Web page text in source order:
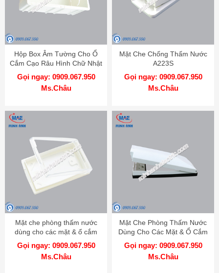
Hộp Box Âm Tường Cho Ổ
Cắm Cạo Râu Hình Chữ Nhật
N04
Gọi ngay: 0909.067.950
Ms.Châu
Mặt Che Chống Thấm Nước
A223S
Gọi ngay: 0909.067.950
Ms.Châu
Mặt che phòng thấm nước
dùng cho các mặt & ổ cắm
loại đứng A223
Gọi ngay: 0909.067.950
Ms.Châu
Mặt Che Phòng Thấm Nước
Dùng Cho Các Mặt & Ổ Cắm
Loại Ngang A223V
Gọi ngay: 0909.067.950
Ms.Châu